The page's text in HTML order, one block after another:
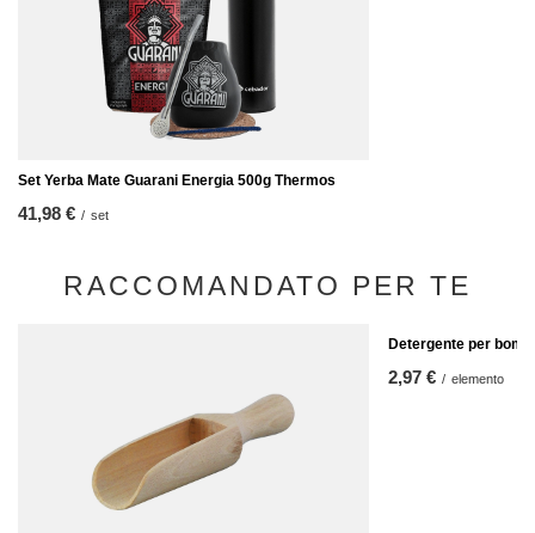
Set Yerba Mate Guarani Energia 500g Thermos
41,98 € / set
RACCOMANDATO PER TE
Detergente per
2,97 € / elemento